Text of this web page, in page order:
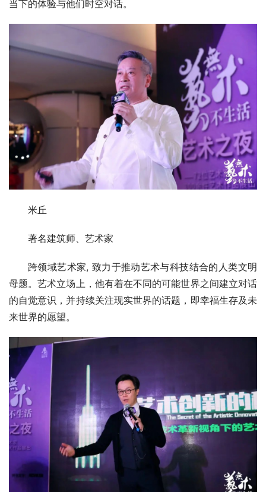
当下的体验与他们时空对话。
米丘
著名建筑师、艺术家
跨领域艺术家, 致力于推动艺术与科技结合的人类文明
母题。艺术立场上，他有着在不同的可能世界之间建立对话
的自觉意识，并持续关注现实世界的话题，即幸福生存及未
来世界的愿望。